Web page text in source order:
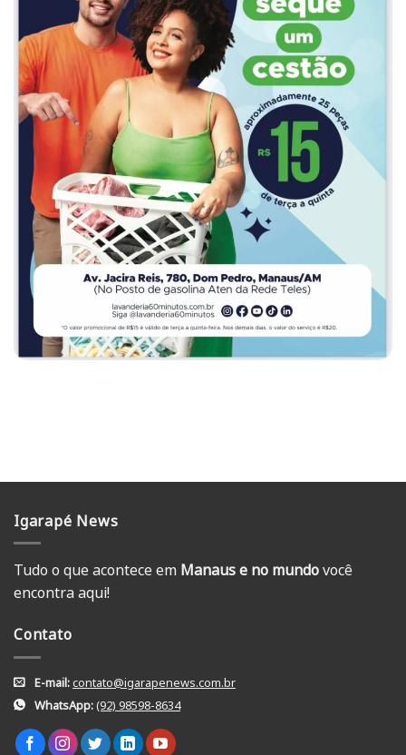
Igarapé News
Tudo o que acontece em Manaus e no mundovocê
encontra aqui!
Contato
E-mail:contato@igarapenews.com.br
WhatsApp:(92) 98598-8634